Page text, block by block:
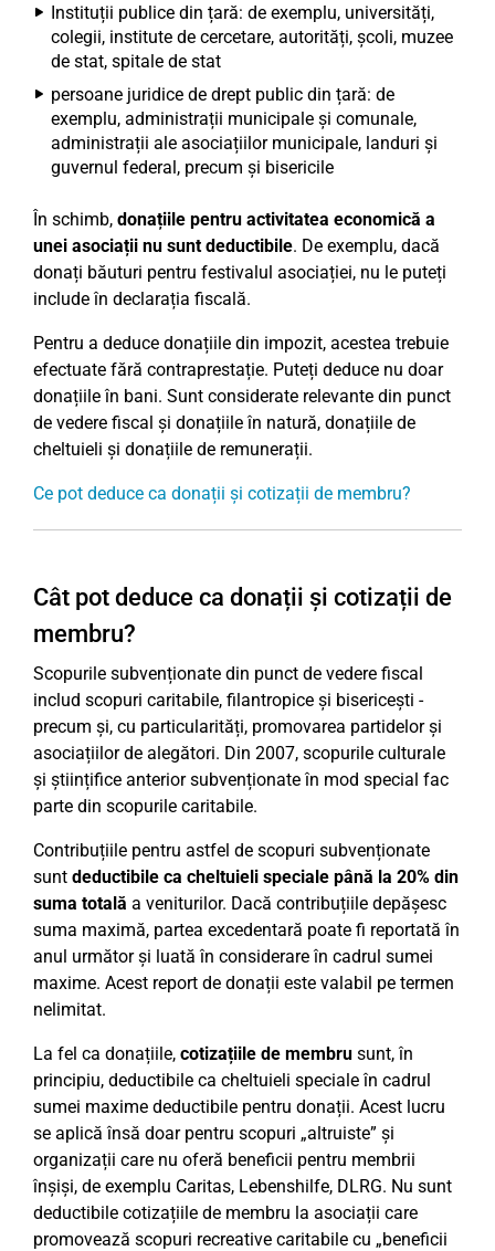
Instituții publice din țară: de exemplu, universități,
colegii, institute de cercetare, autorități, școli, muzee
de stat, spitale de stat
persoane juridice de drept public din țară: de
exemplu, administrații municipale și comunale,
administrații ale asociațiilor municipale, landuri și
guvernul federal, precum și bisericile
În schimb, donațiile pentru activitatea economică a
unei asociații nu sunt deductibile. De exemplu, dacă
donați băuturi pentru festivalul asociației, nu le puteți
include în declarația fiscală.
Pentru a deduce donațiile din impozit, acestea trebuie
efectuate fără contraprestație. Puteți deduce nu doar
donațiile în bani. Sunt considerate relevante din punct
de vedere fiscal și donațiile în natură, donațiile de
cheltuieli și donațiile de remunerații.
Ce pot deduce ca donații și cotizații de membru?
Cât pot deduce ca donații și cotizații de
membru?
Scopurile subvenționate din punct de vedere fiscal
includ scopuri caritabile, filantropice și bisericești -
precum și, cu particularități, promovarea partidelor și
asociațiilor de alegători. Din 2007, scopurile culturale
și științifice anterior subvenționate în mod special fac
parte din scopurile caritabile.
Contribuțiile pentru astfel de scopuri subvenționate
sunt deductibile ca cheltuieli speciale până la 20% din
suma totală a veniturilor. Dacă contribuțiile depășesc
suma maximă, partea excedentară poate fi reportată în
anul următor și luată în considerare în cadrul sumei
maxime. Acest report de donații este valabil pe termen
nelimitat.
La fel ca donațiile, cotizațiile de membru sunt, în
principiu, deductibile ca cheltuieli speciale în cadrul
sumei maxime deductibile pentru donații. Acest lucru
se aplică însă doar pentru scopuri „altruiste” și
organizații care nu oferă beneficii pentru membrii
înșiși, de exemplu Caritas, Lebenshilfe, DLRG. Nu sunt
deductibile cotizațiile de membru la asociații care
promovează scopuri recreative caritabile cu „beneficii